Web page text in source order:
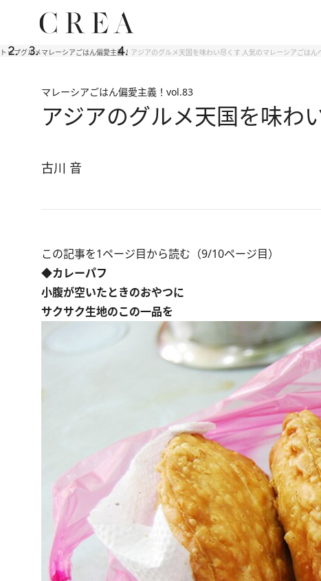
トップグルメマレーシアごはん偏愛主義！ アジアのグルメ天国を味わい尽くす 人気のマレーシアごはん
マレーシアごはん偏愛主義！ vol.83
アジアのグルメ天国を味わ
古川 音
この記事を1ページ目から読む（9/10ページ目）
◆カレーパフ
小腹が空いたときのおやつに
サクサク生地のこの一品を